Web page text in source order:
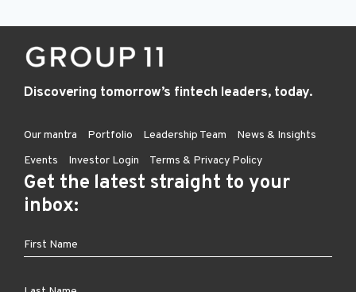
Discovering tomorrow’s fintech leaders, today.
Our mantra Portfolio Leadership Team
News & Insights
Events
Investor Login Terms & Privacy Policy
Get the latest straight to your
inbox: